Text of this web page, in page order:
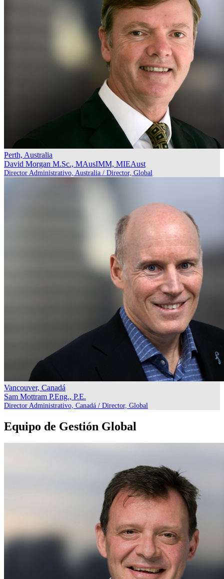
Perth, Australia
David Morgan M.Sc., MAusIMM, MIEAust
Director Administrativo, Australia / Director, Global
Vancouver, Canadá
Sam Mottram P.Eng., P.E.
Director Administrativo, Canadá / Director, Global
Equipo de Gestión Global